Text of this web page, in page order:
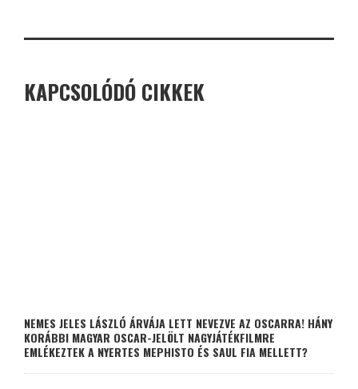
KAPCSOLÓDÓ CIKKEK
NEMES JELES LÁSZLÓ ÁRVÁJA LETT NEVEZVE AZ OSCARRA! HÁNY
KORÁBBI MAGYAR OSCAR-JELÖLT NAGYJÁTÉKFILMRE
EMLÉKEZTEK A NYERTES MEPHISTO ÉS SAUL FIA MELLETT?